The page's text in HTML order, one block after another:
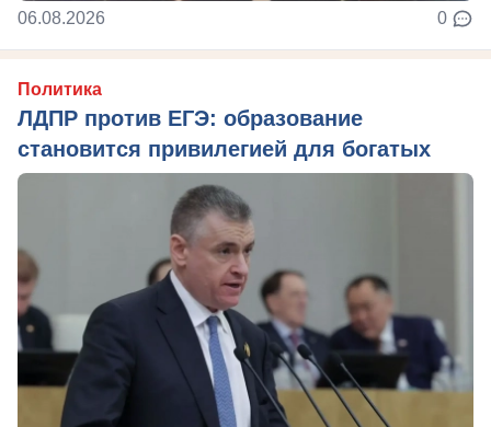
06.08.2026 0
Политика
ЛДПР против ЕГЭ: образование
становится привилегией для богатых